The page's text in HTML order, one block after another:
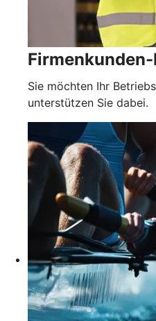
Sie möchten Ihr
unterstützen Sie dabei.